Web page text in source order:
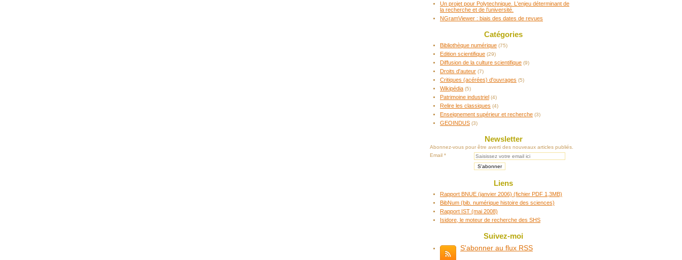
Un projet pour Polytechnique. L'enjeu déterminant de
la recherche et de l’université.
NGramViewer : biais des dates de revues
Catégories
Bibliothèque numérique (75)
Edition scientifique (29)
Diffusion de la culture scientifique (9)
Droits d'auteur (7)
Critiques (acérées) d'ouvrages (5)
Wikipédia (5)
Patrimoine industriel (4)
Relire les classiques (4)
Enseignement supérieur et recherche (3)
GEOINDUS (3)
Newsletter
Abonnez-vous pour être averti des nouveaux articles publiés.
Email
Liens
Rapport BNUE (janvier 2006) (fichier PDF 1,3MB)
BibNum (bib. numérique histoire des sciences)
Rapport IST (mai 2008)
Isidore, le moteur de recherche des SHS
Suivez-moi
S'abonner au flux RSS